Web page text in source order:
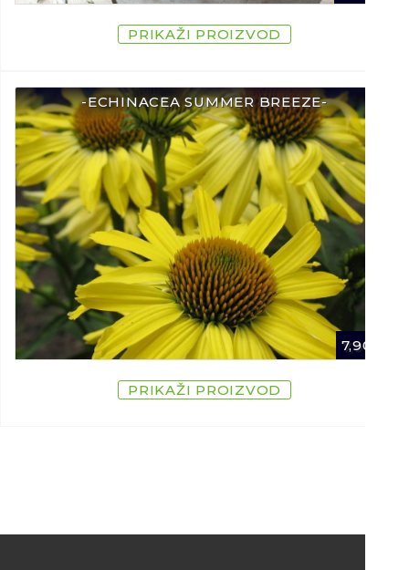
PRIKAŽI PROIZVOD
-ECHINACEA SUMMER BREEZE-
7,90
PRIKAŽI PROIZVOD